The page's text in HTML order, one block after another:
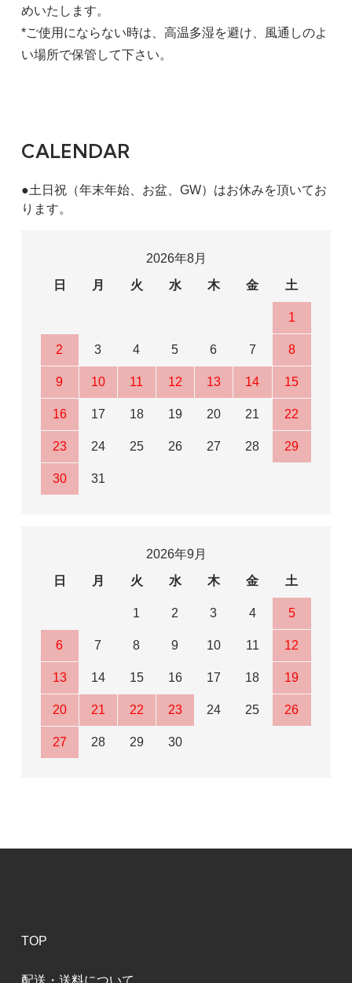
めいたします。
*ご使用にならない時は、高温多湿を避け、風通しのよ
い場所で保管して下さい。
CALENDAR
●土日祝（年末年始、お盆、GW）はお休みを頂いてお
ります。
2026年8月
日
月 火 水 木 金 土
1
2 3 4 5 6 7 8
9 10 11 12 13 14 15
16 17 18 19 20 21 22
23 24 25 26 27 28 29
30 31
2026年9月
日
月 火 水 木 金 土
1 2 3 4 5
6 7 8 9 10 11 12
13 14 15 16 17 18 19
20 21 22 23 24 25 26
27 28 29 30
TOP
配送・送料について